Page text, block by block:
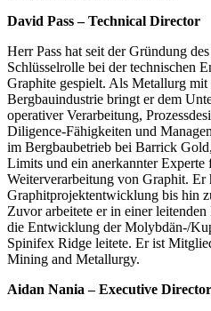
David Pass – Technical Director
Herr Pass hat seit der Gründung
Schlüsselrolle bei der technischen
Graphite gespielt. Als Metallurg
Bergbauindustrie bringt er dem
operativer Verarbeitung,
Diligence-Fähigkeiten und
im Bergbaubetrieb bei Barrick
Limits und ein anerkannter Experte
Weiterverarbeitung von Graphit. Er
Graphitprojektentwicklung bis hin
Zuvor arbeitete er in einer
die Entwicklung der Molybdän-/
Spinifex Ridge leitete. Er ist
Mining and Metallurgy.
Aidan Nania – Executive Director